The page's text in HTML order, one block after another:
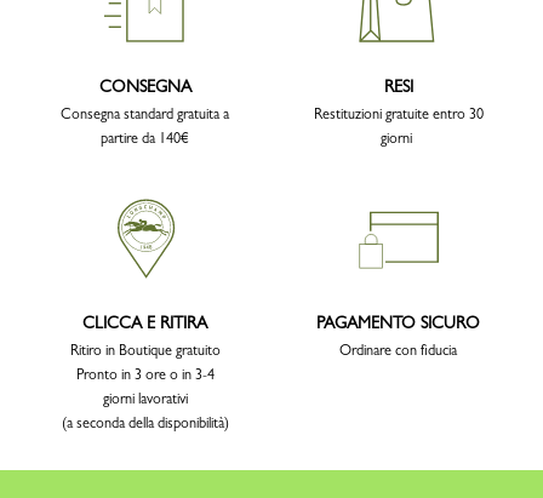
CONSEGNA
Consegna standard gratuita a
partire da 140€
RESI
Restituzioni gratuite entro 30
giorni
CLICCA E RITIRA
Ritiro in Boutique gratuito
Pronto in 3 ore o in 3-4
giorni lavorativi
(a seconda della disponibilità)
PAGAMENTO SICURO
Ordinare con fiducia